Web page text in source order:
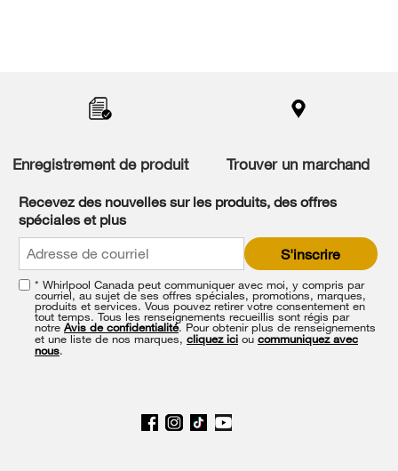
can
the
end
this
page
Enregistrement de produit Trouver un marchand
Recevez des nouvelles sur les produits, des offres
spéciales et plus
S'inscrire
* Whirlpool Canada peut communiquer avec moi, y compris par
courriel, au sujet de ses offres spéciales, promotions, marques,
produits et services. Vous pouvez retirer votre consentement en
tout temps. Tous les renseignements recueillis sont régis par
notre Avis de confidentialité. Pour obtenir plus de renseignements
et une liste de nos marques, cliquez ici ou communiquez avec
nous.